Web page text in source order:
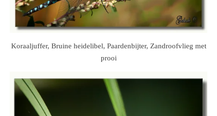
Koraaljuffer, Bruine heidelibel, Paardenbijter, Zandroofvlieg met
prooi